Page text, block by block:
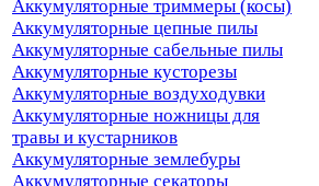
Аккумуляторные триммеры (косы)
Аккумуляторные цепные пилы
Аккумуляторные сабельные пилы
Аккумуляторные кусторезы
Аккумуляторные воздуходувки
Аккумуляторные ножницы для
травы и кустарников
Аккумуляторные землебуры
Аккумуляторные секаторы